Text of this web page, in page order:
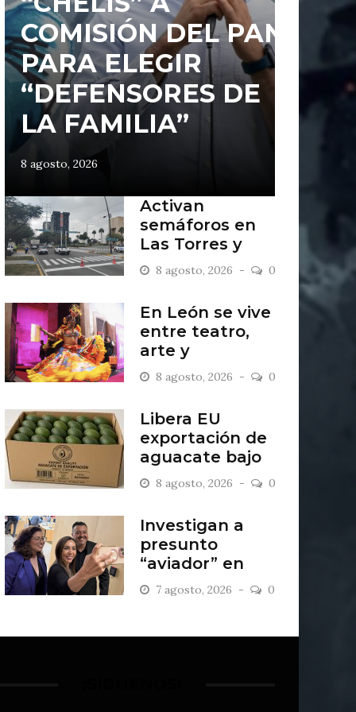
COMISIÓN DEL PAN
PARA ELEGIR
“DEFENSORES DE
LA FAMILIA”
8 agosto, 2026
Activan
semáforos en
Las Torres y
Punta del Este
8 agosto, 2026 0
En León se vive
entre teatro,
arte y
creatividad
8 agosto, 2026 0
Libera EU
exportación de
aguacate bajo
estricto blindaje
militar
8 agosto, 2026 0
Investigan a
presunto
“aviador” en
bancada de MC
en Guanajuato
7 agosto, 2026 0